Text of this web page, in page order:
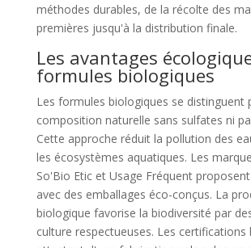
méthodes durables, de la récolte des
premières jusqu'à la distribution finale.
Les avantages
formules biologiques
Les formules biologiques se distinguent
composition naturelle sans sulfates ni
Cette approche réduit la pollution des
les écosystèmes aquatiques. Les
So'Bio Etic et Usage Fréquent
avec des emballages éco-conçus. La
biologique favorise la biodiversité par
culture respectueuses. Les certifications